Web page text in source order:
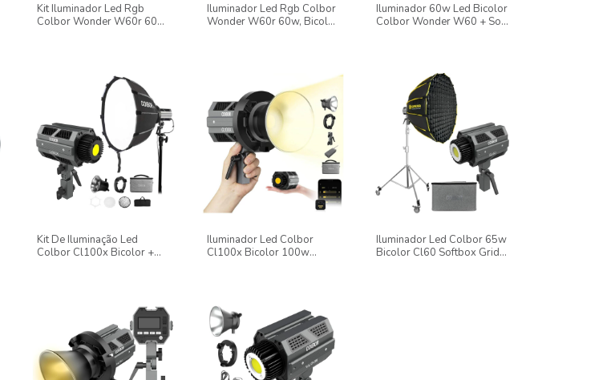
Kit Iluminador Led Rgb
Colbor Wonder W60r 60w
Iluminador Led Rgb Colbor
Wonder W60r 60w, Bicolor
Iluminador 60w Led Bicolor
Colbor Wonder W60 + Soft
Kit De Iluminação Led
Colbor Cl100x Bicolor +
Iluminador Led Colbor
Cl100x Bicolor 100w
Iluminador Led Colbor 65w
Bicolor Cl60 Softbox Grid